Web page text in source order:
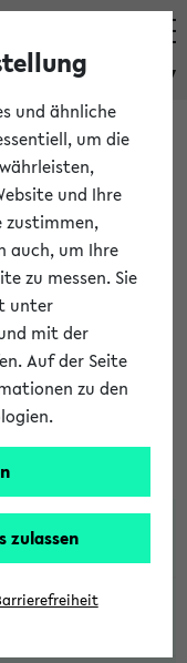
eKVV
für Ihre Sitzung
auch die weiteren
mit einer
Vorlesungszeiten
Sie hier
und ähnliche
um die
und Ihre
zustimmen,
auch, um Ihre
zu messen. Sie
unter
mit der
Auf der Seite
zu den
zulassen